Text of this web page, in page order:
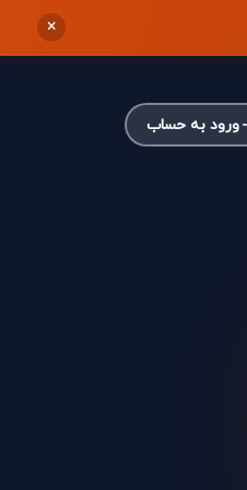
×
ورود به حساب